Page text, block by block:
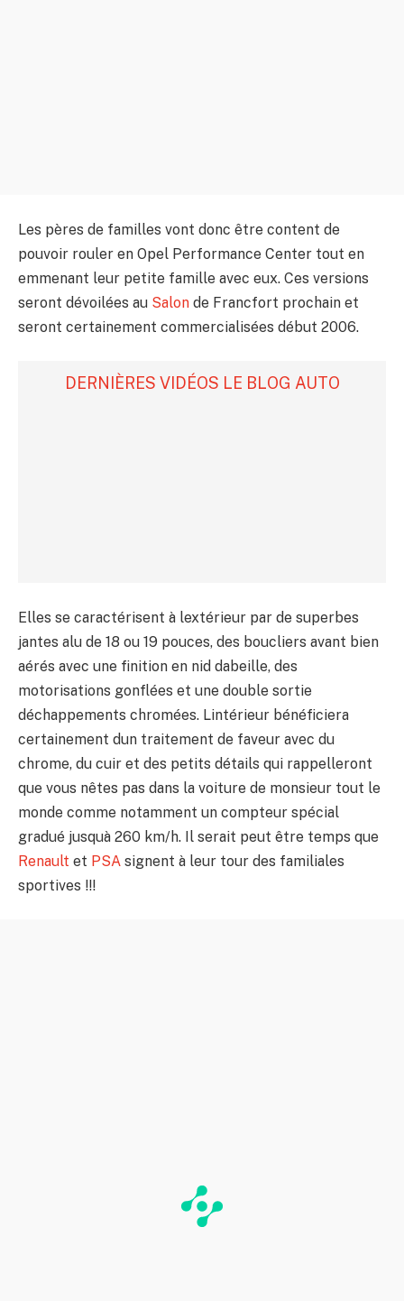
Les pères de familles vont donc être content de
pouvoir rouler en Opel Performance Center tout en
emmenant leur petite famille avec eux. Ces versions
seront dévoilées au Salon de Francfort prochain et
seront certainement commercialisées début 2006.
DERNIÈRES VIDÉOS LE BLOG AUTO
Elles se caractérisent à lextérieur par de superbes
jantes alu de 18 ou 19 pouces, des boucliers avant bien
aérés avec une finition en nid dabeille, des
motorisations gonflées et une double sortie
déchappements chromées. Lintérieur bénéficiera
certainement dun traitement de faveur avec du
chrome, du cuir et des petits détails qui rappelleront
que vous nêtes pas dans la voiture de monsieur tout le
monde comme notamment un compteur spécial
gradué jusquà 260 km/h. Il serait peut être temps que
Renault et PSA signent à leur tour des familiales
sportives !!!